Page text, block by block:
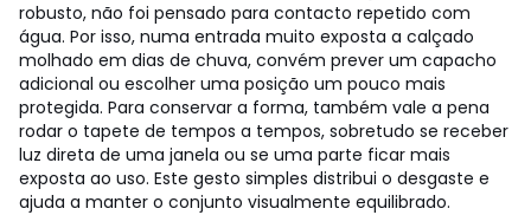
robusto, não foi pensado para contacto repetido com
água. Por isso, numa entrada muito exposta a calçado
molhado em dias de chuva, convém prever um capacho
adicional ou escolher uma posição um pouco mais
protegida. Para conservar a forma, também vale a pena
rodar o tapete de tempos a tempos, sobretudo se receber
luz direta de uma janela ou se uma parte ficar mais
exposta ao uso. Este gesto simples distribui o desgaste e
ajuda a manter o conjunto visualmente equilibrado.